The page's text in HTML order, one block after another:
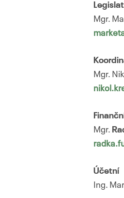
Mgr.
Mgr.
Mgr.
Účetní
Ing.